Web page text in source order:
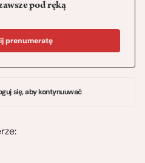
pod ręką
prenumeratę
się, aby kontynuuwać